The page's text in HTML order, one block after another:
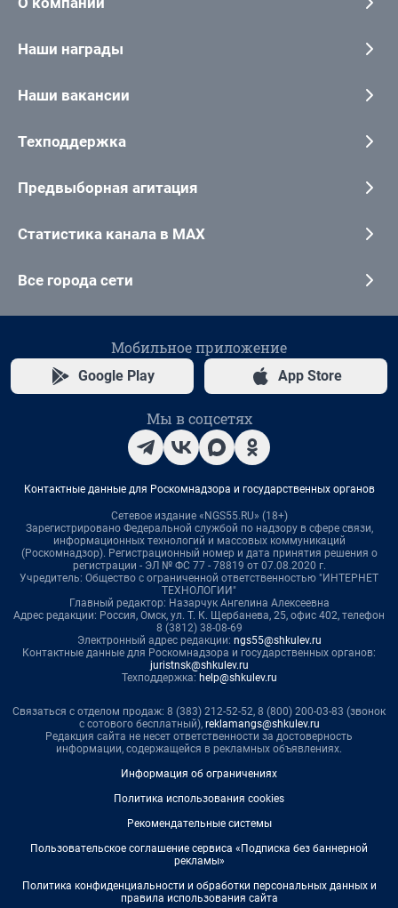
Наши награды
Наши вакансии
Техподдержка
Предвыборная агитация
Статистика канала в MAX
Все города сети
Мобильное приложение
Google Play App Store
Мы в соцсетях
Контактные данные для Роскомнадзора и государственных органов
Сетевое издание «NGS55.RU» (18+)
Зарегистрировано Федеральной службой по надзору в сфере связи,
информационных технологий и массовых коммуникаций
(Роскомнадзор). Регистрационный номер и дата принятия решения о
регистрации - ЭЛ № ФС 77 - 78819 от 07.08.2020 г.
Учредитель: Общество с ограниченной ответственностью "ИНТЕРНЕТ
ТЕХНОЛОГИИ"
Главный редактор: Назарчук Ангелина Алексеевна
Адрес редакции: Россия, Омск, ул. Т. К. Щербанева, 25, офис 402, телефон
8 (3812) 38-08-69
Электронный адрес редакции: ngs55@shkulev.ru
Контактные данные для Роскомнадзора и государственных органов:
juristnsk@shkulev.ru
Техподдержка: help@shkulev.ru
Связаться с отделом продаж: 8 (383) 212-52-52, 8 (800) 200-03-83 (звонок
с сотового бесплатный), reklamangs@shkulev.ru
Редакция сайта не несет ответственности за достоверность
информации, содержащейся в рекламных объявлениях.
Информация об ограничениях
Политика использования cookies
Рекомендательные системы
Пользовательское соглашение сервиса «Подписка без баннерной
рекламы»
Политика конфиденциальности и обработки персональных данных и
правила использования сайта